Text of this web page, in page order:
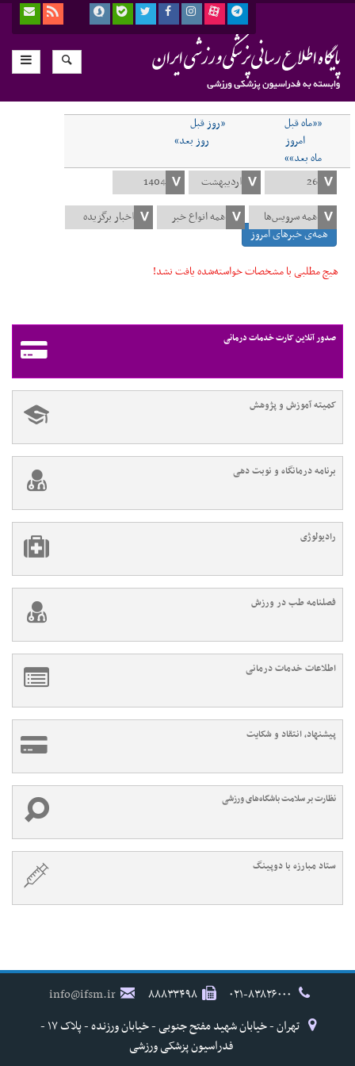
««ماه قبل
«روز قبل
امروز
روز بعد»
ماه بعد»»
همه‌ی خبرهای امروز
هیچ مطلبی با مشخصات خواسته‌شده یافت نشد!
صدور آنلاین کارت خدمات درمانی
کمیته آموزش و پژوهش
برنامه درمانگاه و نوبت دهی
رادیولوژی
فصلنامه طب در ورزش
اطلاعات خدمات درمانی
پیشنهاد، انتقاد و شکایت
نظارت بر سلامت باشگاه‌های ورزشی
ستاد مبارزه با دوپینگ
۸۸۸۳۳۴۹۸
info@ifsm.ir
تهران - خیابان شهید مفتح جنوبی - خیابان ورزنده - پلاک ۱۷ -
فدراسیون پزشکی ورزشی